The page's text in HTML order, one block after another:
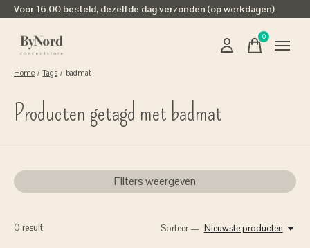
Voor 16.00 besteld, dezelfde dag verzonden (op werkdagen)
0items
Home / Tags / badmat
Producten getagd met badmat
Filters weergeven
0 result Sorteer — Nieuwste producten